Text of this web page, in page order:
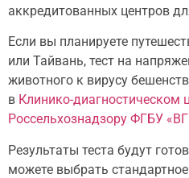
аккредитованных центров
Если вы планируете
или Тайвань, тест на
животного к вирусу
в Клинико-диагностическом
Россельхознадзору ФГБУ
Результаты теста будут
можете выбрать